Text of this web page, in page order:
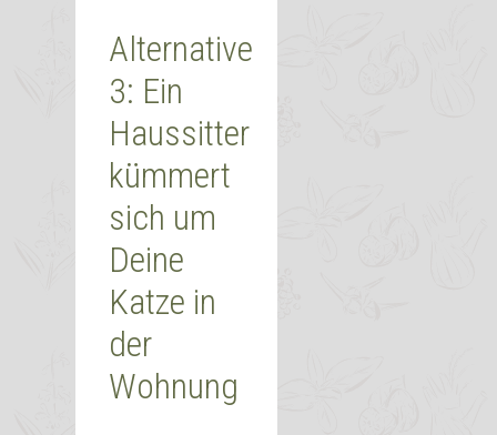
Alternative
3: Ein
Haussitter
kümmert
sich um
Deine
Katze in
der
Wohnung